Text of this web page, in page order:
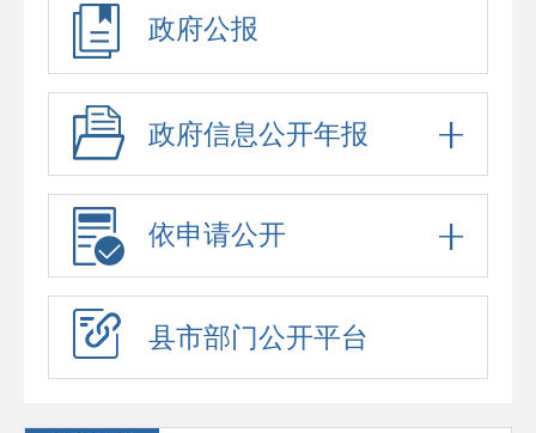
处罚强制
重大项目
政府采购
重大民生信息
招考录用
应急预案
应急演练
政府公报
政府信息公开年报
依申请公开
县市部门公开平台